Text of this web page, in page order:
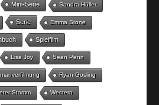
Mini-Serie Sandra Hüller
Serie Emma Stone
Spielfilm
Lisa Joy Sean Penn
Ryan Gosling
Stamm Western